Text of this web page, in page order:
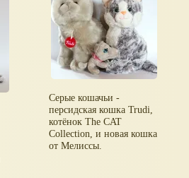
Серые кошачьи -
персидская кошка Trudi,
котёнок The CAT
Сollection, и новая кошка
от Мелиссы.